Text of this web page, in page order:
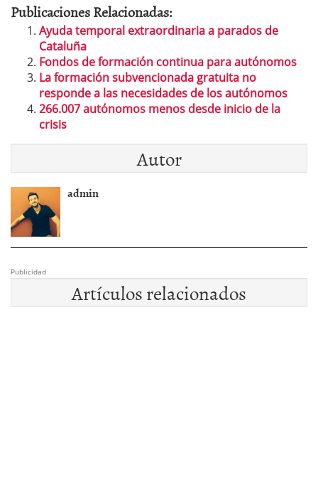
Publicaciones Relacionadas:
Ayuda temporal extraordinaria a parados de
Cataluña
Fondos de formación continua para autónomos
La formación subvencionada gratuita no
responde a las necesidades de los autónomos
266.007 autónomos menos desde inicio de la
crisis
Autor
admin
Publicidad
Artículos relacionados